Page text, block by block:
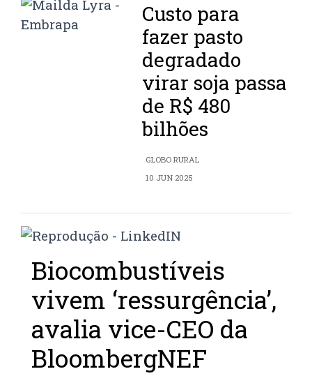
Custo para
fazer pasto
degradado
virar soja passa
de R$ 480
bilhões
GLOBO RURAL
10 JUN 2025
Biocombustíveis
vivem ‘ressurgência’,
avalia vice-CEO da
BloombergNEF